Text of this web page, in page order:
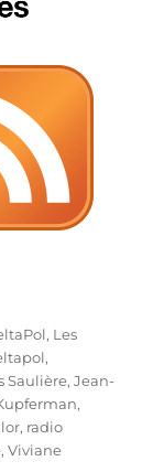
, Les
,
Saulière,Jean-
,
, radio
,Viviane